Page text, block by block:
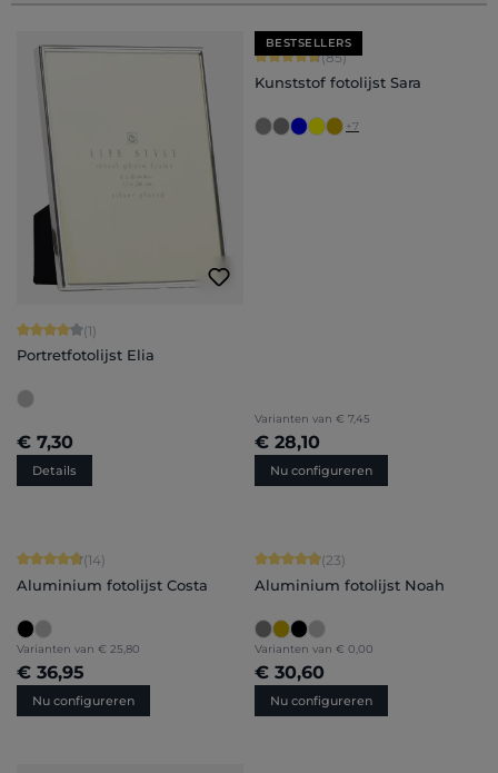
Gemiddelde waardering van 4 van 5 sterren
(1)
Portretfotolijst Elia
€ 7,30
Details
BESTSELLERS
Gemiddelde waardering van 4.71
(85)
Kunststof fotolijst Sara
+7
Varianten van € 7,45
€ 28,10
Nu configureren
Gemiddelde waardering van 4.86 van 5 sterren
(14)
Aluminium fotolijst Costa
Varianten van € 25,80
€ 36,95
Nu configureren
Gemiddelde waardering van 4.91
(23)
Aluminium fotolijst Noah
Varianten van € 0,00
€ 30,60
Nu configureren